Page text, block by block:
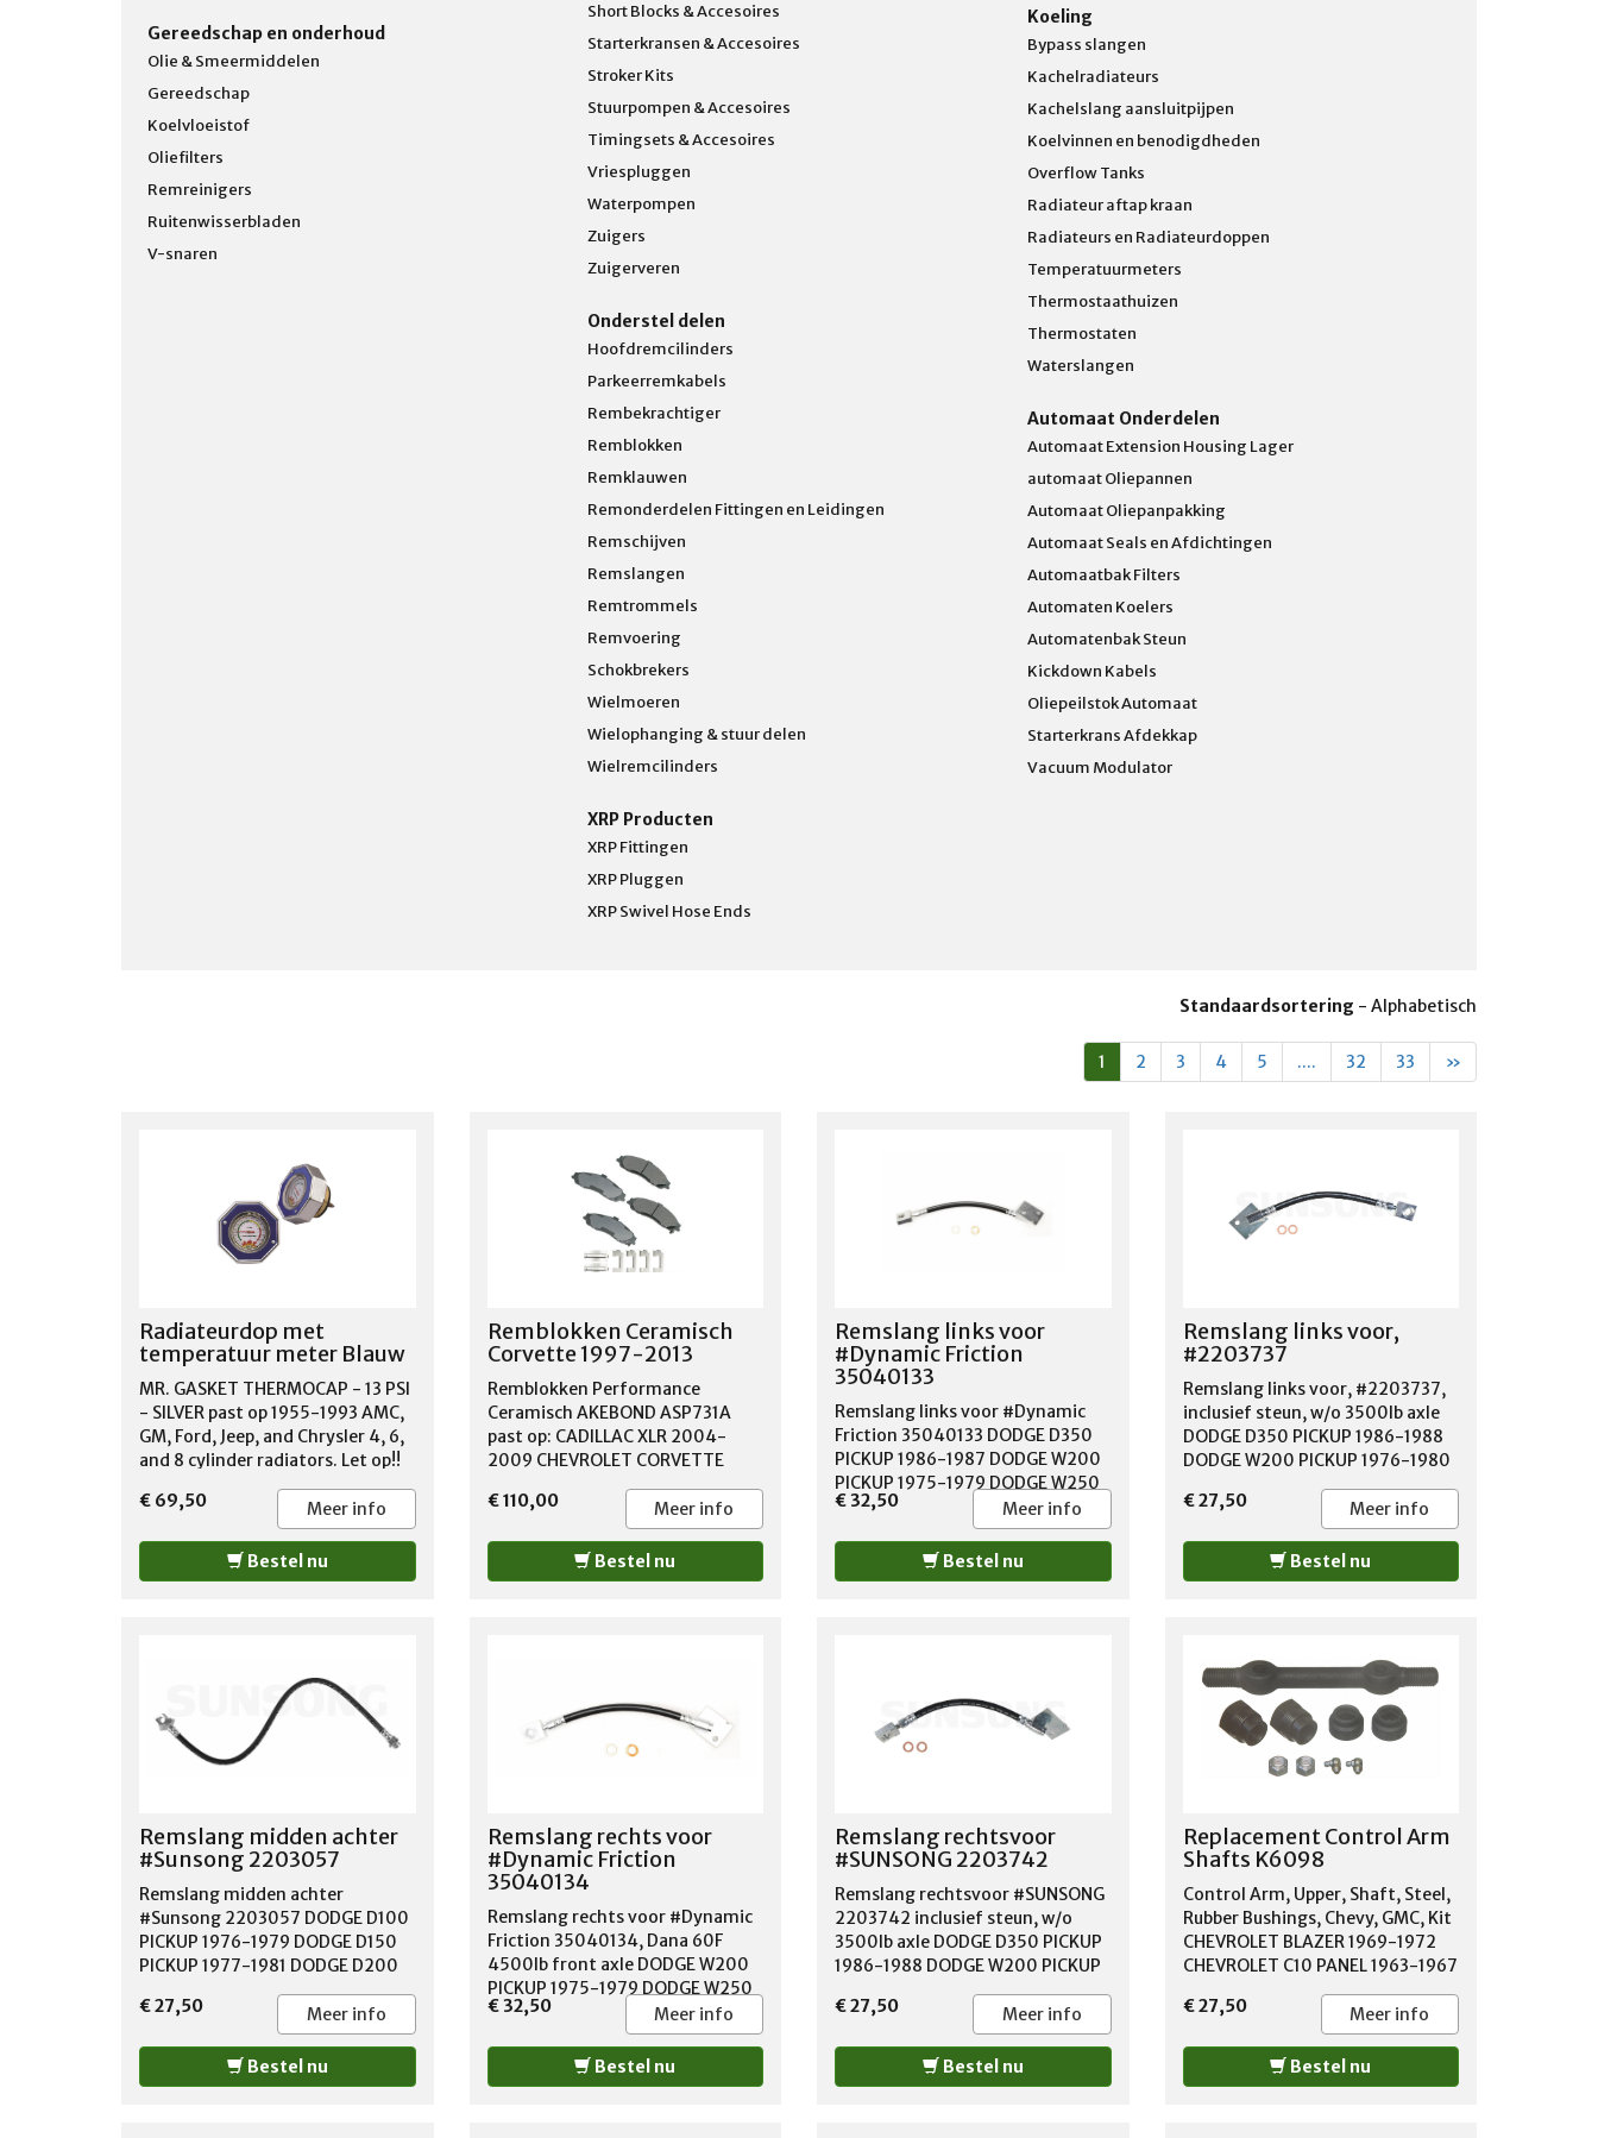
Gereedschap en onderhoud
Olie & Smeermiddelen
Gereedschap
Koelvloeistof
Oliefilters
Remreinigers
Ruitenwisserbladen
V-snaren
Short Blocks & Accesoires
Starterkransen & Accesoires
Stroker Kits
Stuurpompen & Accesoires
Timingsets & Accesoires
Vriespluggen
Waterpompen
Zuigers
Zuigerveren
Onderstel delen
Hoofdremcilinders
Parkeerremkabels
Rembekrachtiger
Remblokken
Remklauwen
Remonderdelen Fittingen en Leidingen
Remschijven
Remslangen
Remtrommels
Remvoering
Schokbrekers
Wielmoeren
Wielophanging & stuur delen
Wielremcilinders
XRP Producten
XRP Fittingen
XRP Pluggen
XRP Swivel Hose Ends
Koeling
Bypass slangen
Kachelradiateurs
Kachelslang aansluitpijpen
Koelvinnen en benodigdheden
Overflow Tanks
Radiateur aftap kraan
Radiateurs en Radiateurdoppen
Temperatuurmeters
Thermostaathuizen
Thermostaten
Waterslangen
Automaat Onderdelen
Automaat Extension Housing Lager
automaat Oliepannen
Automaat Oliepanpakking
Automaat Seals en Afdichtingen
Automaatbak Filters
Automaten Koelers
Automatenbak Steun
Kickdown Kabels
Oliepeilstok Automaat
Starterkrans Afdekkap
Vacuum Modulator
Standaardsortering - Alphabetisch
1 2 3 4 5 .... 32 33 »
Radiateurdop met
temperatuur meter Blauw
MR. GASKET THERMOCAP - 13 PSI
- SILVER past op 1955-1993 AMC,
GM, Ford, Jeep, and Chrysler 4, 6,
and 8 cylinder radiators. Let op!!
Bovenkant van de dop is een
gedeelte Blauw!
€ 69,50 Meer info
Bestel nu
Remblokken Ceramisch
Corvette 1997-2013
Remblokken Performance
Ceramisch AKEBOND ASP731A
past op: CADILLAC XLR 2004-
2009 CHEVROLET CORVETTE
1997-2013 PONTIAC GTO 2005-
2006
€ 110,00 Meer info
Bestel nu
Remslang links voor
#Dynamic Friction
35040133
Remslang links voor #Dynamic
Friction 35040133 DODGE D350
PICKUP 1986-1987 DODGE W200
PICKUP 1975-1979 DODGE W250
PICKUP 1986-1993 DODGE W300
PICKUP 1975-1980 DODGE W350
PICKUP 1981-1993
€ 32,50 Meer info
Bestel nu
Remslang links voor,
#2203737
Remslang links voor, #2203737,
inclusief steun, w/o 3500lb axle
DODGE D350 PICKUP 1986-1988
DODGE W200 PICKUP 1976-1980
DODGE W250 PICKUP 1981-1993
DODGE W300 PICKUP 1978-1980
DODGE W350 PICKUP 1981-1993
€ 27,50 Meer info
Bestel nu
Remslang midden achter
#Sunsong 2203057
Remslang midden achter
#Sunsong 2203057 DODGE D100
PICKUP 1976-1979 DODGE D150
PICKUP 1977-1981 DODGE D200
PICKUP 1976-1980 DODGE D250
PICKUP 1981 DODGE D300 PICKUP
1976-1980 DODGE D350 PICKUP
1981 DODGE RAMCHARGER 1976-
1983 DODGE W100 PICKUP 1976-
€ 27,50 Meer info
Bestel nu
Remslang rechts voor
#Dynamic Friction
35040134
Remslang rechts voor #Dynamic
Friction 35040134, Dana 60F
4500lb front axle DODGE W200
PICKUP 1975-1979 DODGE W250
PICKUP 1986-1993 DODGE W300
PICKUP 1975-1980 DODGE W350
PICKUP 1981-1993
€ 32,50 Meer info
Bestel nu
Remslang rechtsvoor
#SUNSONG 2203742
Remslang rechtsvoor #SUNSONG
2203742 inclusief steun, w/o
3500lb axle DODGE D350 PICKUP
1986-1988 DODGE W200 PICKUP
1976-1980 DODGE W250 PICKUP
1981-1993 DODGE W300 PICKUP
1978-1980 DODGE W350 PICKUP
€ 27,50 Meer info
Bestel nu
Replacement Control Arm
Shafts K6098
Control Arm, Upper, Shaft, Steel,
Rubber Bushings, Chevy, GMC, Kit
CHEVROLET BLAZER 1969-1972
CHEVROLET C10 PANEL 1963-1967
CHEVROLET C10 PICKUP 1963-
1972 CHEVROLET C10 SUBURBAN
1967-1972 CHEVROLET G10 1970-
1972 CHEVROLET G20 1970-1971
CHEVROLET P10 1968-1972
€ 27,50 Meer info
Bestel nu